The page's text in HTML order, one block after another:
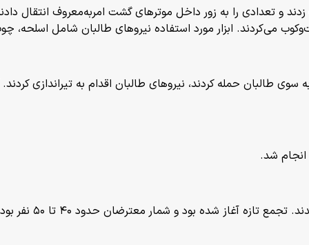
و تعدادی را به زور داخل موترهای گشت امربه‌معروف انتقال
می‌کردند. ابزار مورد استفاده نیروهای طالبان شامل اسلحه،
طالبان حمله کردند، نیروهای طالبان اقدام به تیراندازی
شد.
سحر: پس از